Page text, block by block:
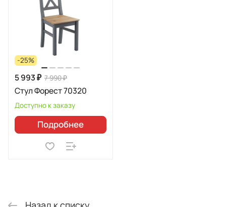
-25%
5 993 ₽ 7 990 ₽
Стул Форест 70320
Доступно к заказу
Подробнее